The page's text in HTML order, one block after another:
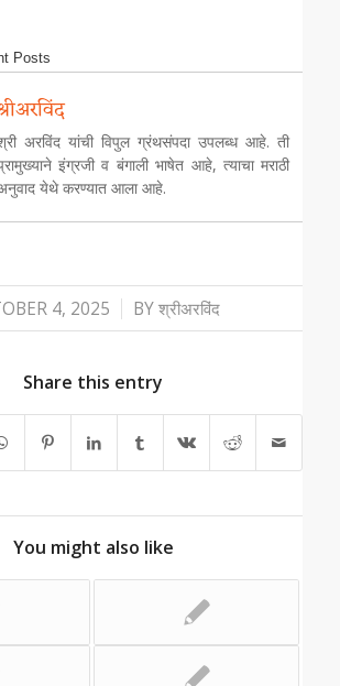
Posts
अरविंद यांची विपुल ग्रंथसंपदा उपलब्ध आहे. ती
इंग्रजी व बंगाली भाषेत आहे, त्याचा मराठी
येथे करण्यात आला आहे.
4, 2025
/ BYश्रीअरविंद
Share this entry
You might also like